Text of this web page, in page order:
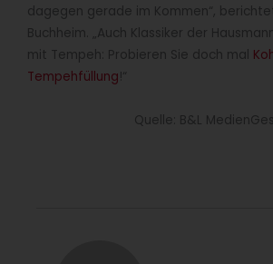
dagegen gerade im Kommen“,
Buchheim. „Auch Klassiker der
mit Tempeh: Probieren Sie doch mal
Tempehfüllung!“
Quelle: B&L